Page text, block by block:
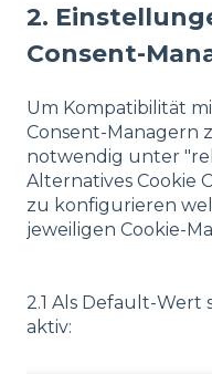
2.
Consent-
Um Kompatibilität
Consent-Managern
notwendig unter
Alternatives Cookie
zu konfigurieren
jeweiligen Cookie-
2.1 Als Default-Wert
aktiv: